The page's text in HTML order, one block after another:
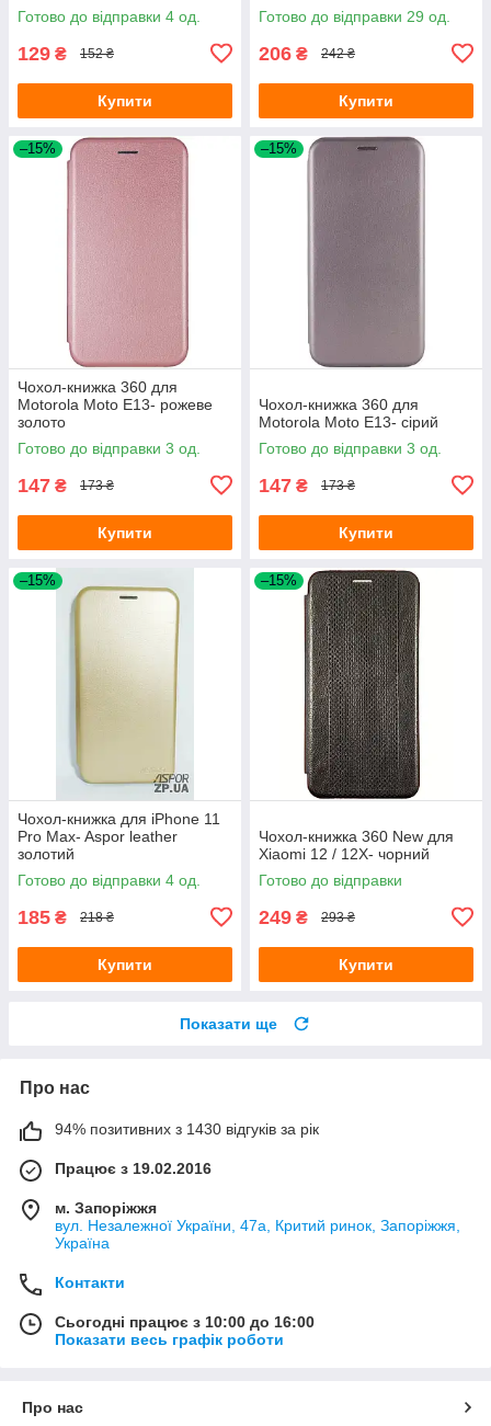
Готово до відправки 4 од.
129 ₴ 152 ₴
Купити
Готово до відправки 29 од.
206 ₴ 242 ₴
Купити
–15%
Чохол-книжка 360 для
Motorola Moto E13- рожеве
золото
Готово до відправки 3 од.
147 ₴ 173 ₴
Купити
–15%
Чохол-книжка 360 для
Motorola Moto E13- сірий
Готово до відправки 3 од.
147 ₴ 173 ₴
Купити
–15%
Чохол-книжка для iPhone 11
Pro Max- Aspor leather
золотий
Готово до відправки 4 од.
185 ₴ 218 ₴
Купити
–15%
Чохол-книжка 360 New для
Xiaomi 12 / 12X- чорний
Готово до відправки
249 ₴ 293 ₴
Купити
Показати ще
Про нас
94% позитивних з 1430 відгуків за рік
Працює з 19.02.2016
м. Запоріжжя
вул. Незалежної України, 47а, Критий ринок, Запоріжжя,
Україна
Контакти
Сьогодні працює з 10:00 до 16:00
Показати весь графік роботи
Про нас